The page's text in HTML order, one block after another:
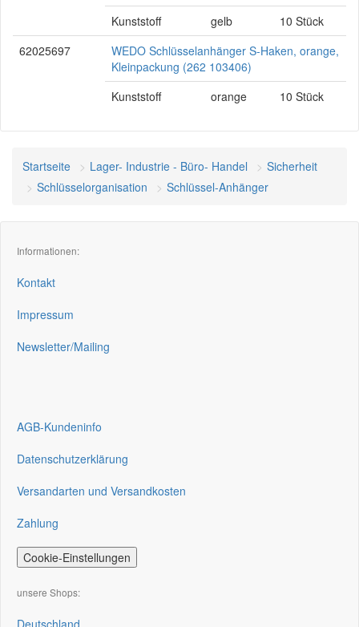
Kunststoff
gelb
10 Stück
62025697
WEDO Schlüsselanhänger S-Haken, orange,
Kleinpackung (262 103406)
Kunststoff
orange 10 Stück
Startseite Lager- Industrie - Büro- Handel
Sicherheit
Schlüsselorganisation
Schlüssel-Anhänger
Informationen:
Kontakt
Impressum
Newsletter/Mailing
AGB-Kundeninfo
Datenschutzerklärung
Versandarten und Versandkosten
Zahlung
Cookie-Einstellungen
unsere Shops:
Deutschland